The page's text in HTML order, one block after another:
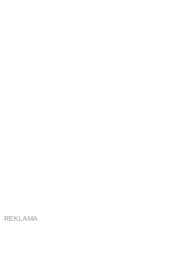
REKLAMA